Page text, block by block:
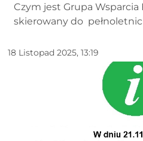
Czym jest Grupa Wsparcia
skierowany do
18 Listopad 2025, 13:19